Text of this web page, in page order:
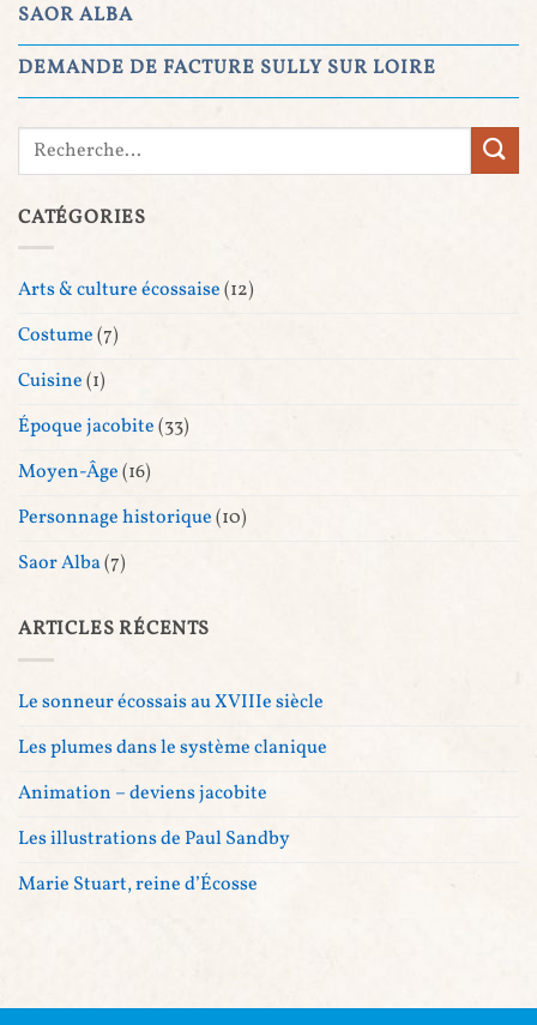
SAOR ALBA
DEMANDE DE FACTURE SULLY SUR LOIRE
CATÉGORIES
Arts & culture écossaise(12)
Costume(7)
Cuisine(1)
Époque jacobite(33)
Moyen-Âge(16)
Personnage historique(10)
Saor Alba(7)
ARTICLES RÉCENTS
Le sonneur écossais au XVIIIe siècle
Les plumes dans le système clanique
Animation – deviens jacobite
Les illustrations de Paul Sandby
Marie Stuart, reine d’Écosse